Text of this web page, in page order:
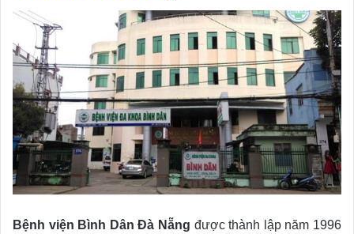
Bệnh viện Bình Dân Đà Nẵng được thành lập năm 1996